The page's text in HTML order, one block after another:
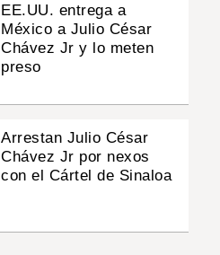
EE.UU. entrega a
México a Julio César
Chávez Jr y lo meten
preso
Arrestan Julio César
Chávez Jr por nexos
con el Cártel de Sinaloa